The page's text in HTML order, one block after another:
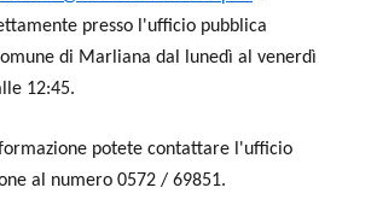
presso l'ufficio pubblica
di Marliana dal lunedì al venerdì
12:45.
potete contattare l'ufficio
al numero 0572 / 69851.